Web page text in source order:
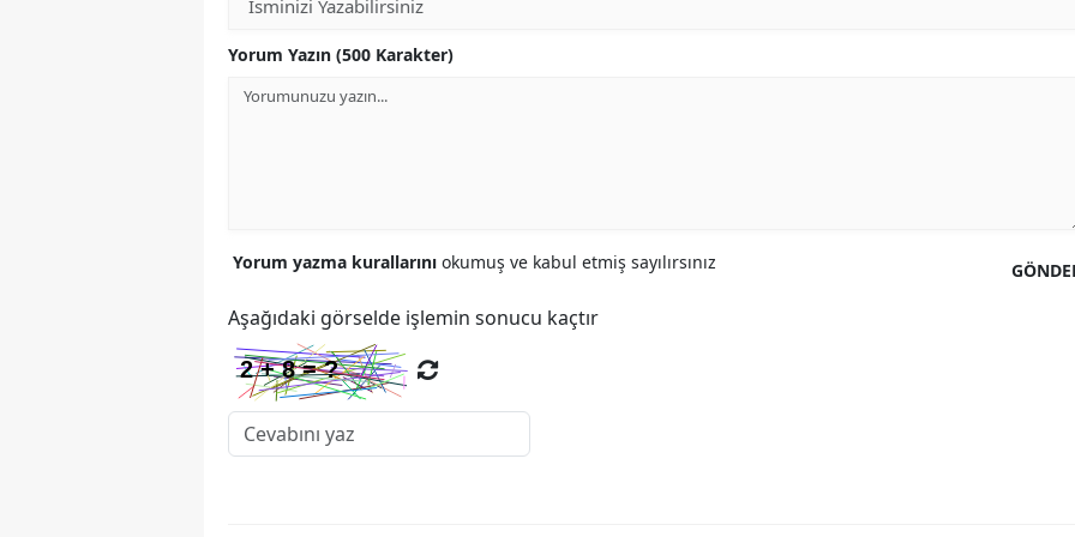
Yorum Yazın (500 Karakter)
Yorum yazma kurallarını okumuş ve kabul etmiş sayılırsınız
Aşağıdaki görselde işlemin sonucu kaçtır